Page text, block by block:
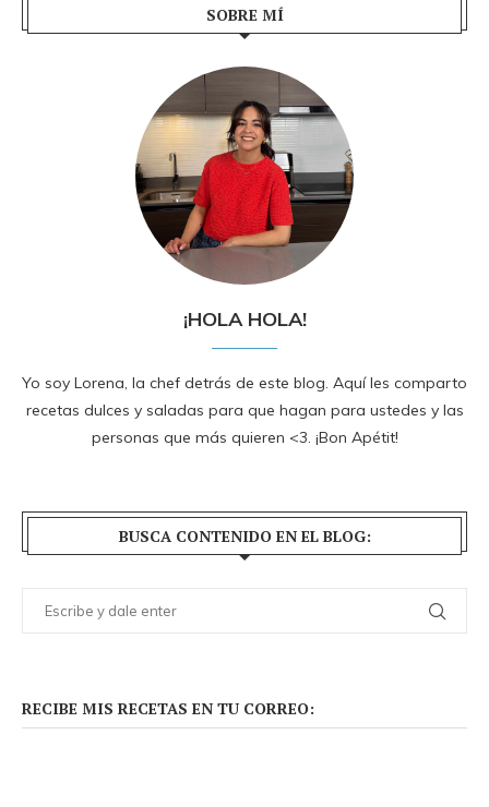
SOBRE MÍ
¡HOLA HOLA!
Yo soy Lorena, la chef detrás de este blog. Aquí les comparto
recetas dulces y saladas para que hagan para ustedes y las
personas que más quieren <3. ¡Bon Apétit!
BUSCA CONTENIDO EN EL BLOG:
RECIBE MIS RECETAS EN TU CORREO: